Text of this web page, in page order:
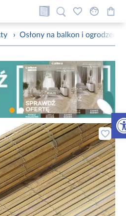
› Osłony na balkon i ogrodzenie